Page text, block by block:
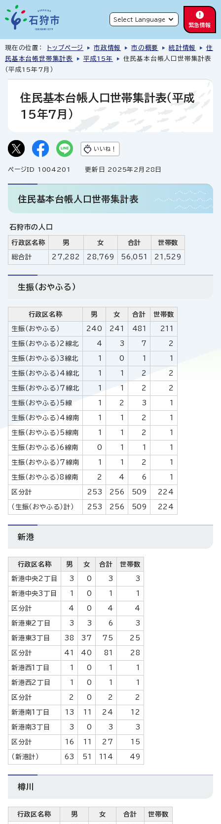
緊急情報
現在の位置： トップページ 市政情報 市の概要 統計情報
住
民基本台帳世帯集計表
平成15年
住民基本台帳人口世帯集計表
（平成15年7月）
住民基本台帳人口世帯集計表（平成
15年7月）
いいね！
ページID 1004201 更新日 2025年2月28日
住民基本台帳人口世帯集計表
石狩市の人口
行政区名称 男 女 合計 世帯数
総合計 27,282 28,769 56,051 21,529
生振（おやふる）
行政区名称 男 女 合計 世帯数
生振（おやふる） 240 241 481 211
生振（おやふる）2線北 4 3 7 2
生振（おやふる）3線北 1 0 1 1
生振（おやふる）4線北 1 1 2 2
生振（おやふる）7線北 1 1 2 2
生振（おやふる）5線 1 2 3 1
生振（おやふる）4線南 1 1 2 1
生振（おやふる）5線南 1 1 2 1
生振（おやふる）6線南 0 1 1 1
生振（おやふる）7線南 1 1 2 1
生振（おやふる）8線南 2 4 6 1
区分計 253 256 509 224
（生振（おやふる）計） 253 256 509 224
新港
行政区名称 男 女 合計 世帯数
新港中央2丁目 3 0 3 3
新港中央3丁目 1 0 1 1
区分計 4 0 4 4
新港東2丁目 3 3 6 3
新港東3丁目 38 37 75 25
区分計 41 40 81 28
新港西1丁目 1 0 1 1
新港西2丁目 1 0 1 1
区分計 2 0 2 2
新港南1丁目 13 11 24 12
新港南3丁目 3 0 3 3
区分計 16 11 27 15
（新港計） 63 51 114 49
樽川
行政区名称 男 女 合計 世帯数